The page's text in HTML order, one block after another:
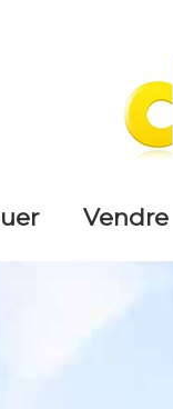
vendre